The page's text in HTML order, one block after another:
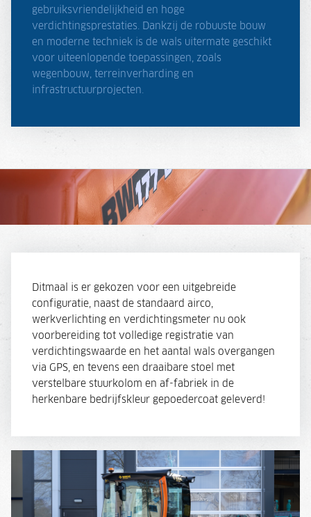
gebruiksvriendelijkheid en hoge
verdichtingsprestaties. Dankzij de robuuste bouw
en moderne techniek is de wals uitermate geschikt
voor uiteenlopende toepassingen, zoals
wegenbouw, terreinverharding en
infrastructuurprojecten.
Ditmaal is er gekozen voor een uitgebreide
configuratie, naast de standaard airco,
werkverlichting en verdichtingsmeter nu ook
voorbereiding tot volledige registratie van
verdichtingswaarde en het aantal wals overgangen
via GPS, en tevens een draaibare stoel met
verstelbare stuurkolom en af-fabriek in de
herkenbare bedrijfskleur gepoedercoat geleverd!